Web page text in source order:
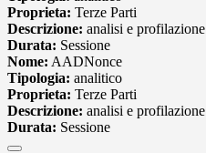
Proprieta: Terze Parti
Descrizione: analisi e
Durata: Sessione
Nome: AADNonce
Tipologia: analitico
Proprieta: Terze Parti
Descrizione: analisi e
Durata: Sessione